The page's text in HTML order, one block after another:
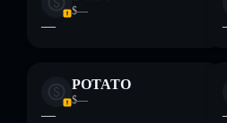
$—
—
POTATO
$—
—